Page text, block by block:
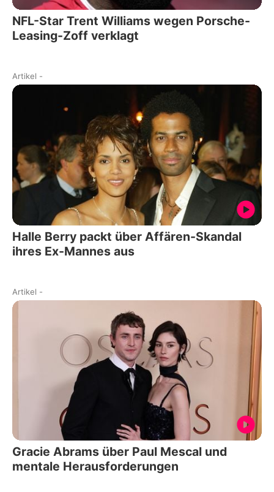
NFL-Star Trent Williams wegen Porsche-
Leasing-Zoff verklagt
Artikel -
Halle Berry packt über Affären-Skandal
ihres Ex-Mannes aus
Artikel -
Gracie Abrams über Paul Mescal und
mentale Herausforderungen